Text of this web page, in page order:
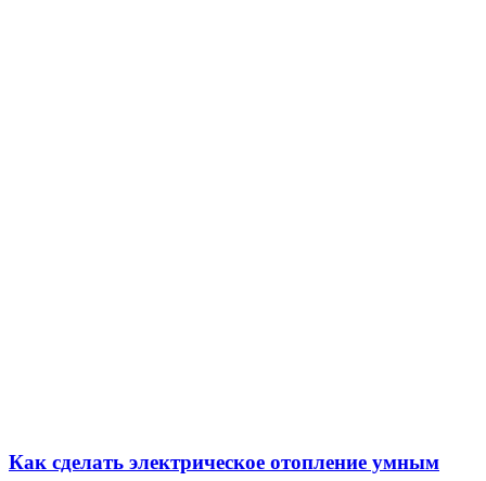
Как сделать электрическое отопление умным